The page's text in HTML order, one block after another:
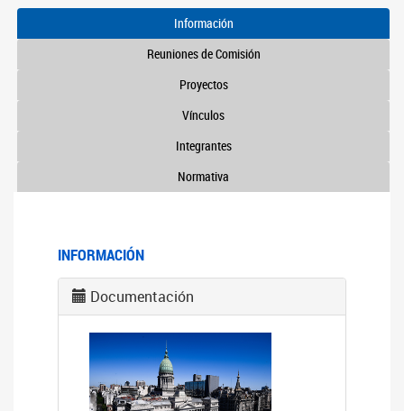
Información
Reuniones de Comisión
Proyectos
Vínculos
Integrantes
Normativa
INFORMACIÓN
Documentación